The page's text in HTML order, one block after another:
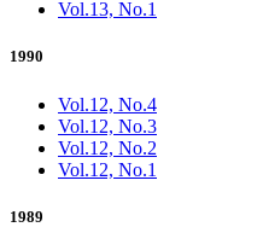
Vol.13, No.1
1990
Vol.12, No.4
Vol.12, No.3
Vol.12, No.2
Vol.12, No.1
1989